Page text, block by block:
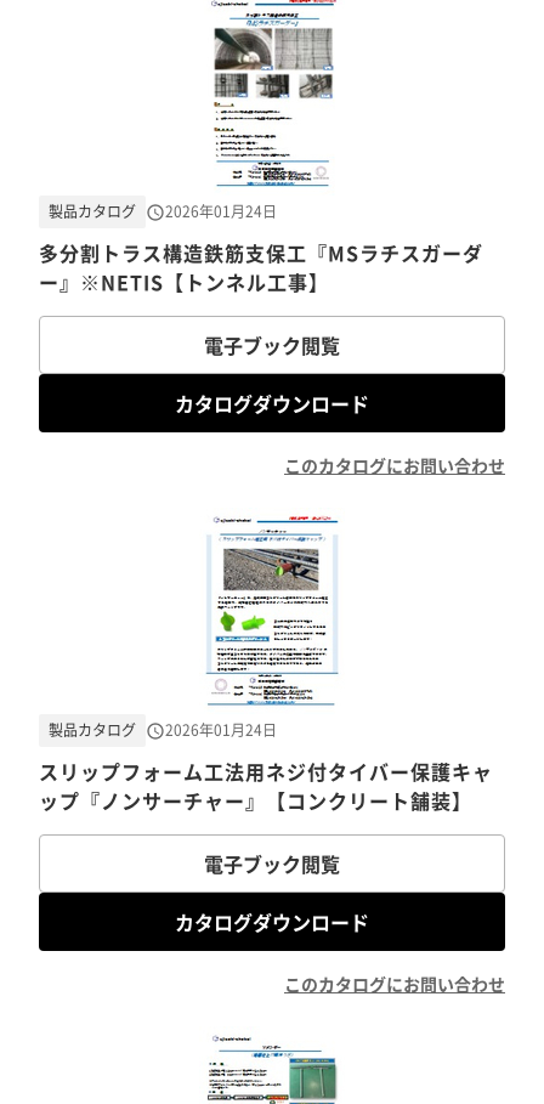
多分割トラス構造鉄筋支保工『MSラチスガーダ
ー』※NETIS【トンネル工事】
製品カタログ 2026年01月24日
電子ブック閲覧
カタログダウンロード
このカタログにお問い合わせ
スリップフォーム工法用ネジ付タイバー保護キャ
ップ『ノンサーチャー』【コンクリート舗装】
製品カタログ 2026年01月24日
電子ブック閲覧
カタログダウンロード
このカタログにお問い合わせ